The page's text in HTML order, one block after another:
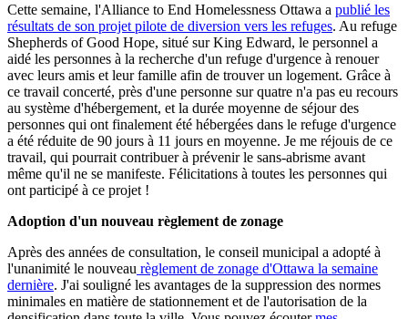
Cette semaine, l'Alliance to End Homelessness Ottawa a publié les
résultats de son projet pilote de diversion vers les refuges. Au refuge
Shepherds of Good Hope, situé sur King Edward, le personnel a
aidé les personnes à la recherche d'un refuge d'urgence à renouer
avec leurs amis et leur famille afin de trouver un logement. Grâce à
ce travail concerté, près d'une personne sur quatre n'a pas eu recours
au système d'hébergement, et la durée moyenne de séjour des
personnes qui ont finalement été hébergées dans le refuge d'urgence
a été réduite de 90 jours à 11 jours en moyenne. Je me réjouis de ce
travail, qui pourrait contribuer à prévenir le sans-abrisme avant
même qu'il ne se manifeste. Félicitations à toutes les personnes qui
ont participé à ce projet !
Adoption d'un nouveau règlement de zonage
Après des années de consultation, le conseil municipal a adopté à
l'unanimité le nouveau règlement de zonage d'Ottawa la semaine
dernière. J'ai souligné les avantages de la suppression des normes
minimales en matière de stationnement et de l'autorisation de la